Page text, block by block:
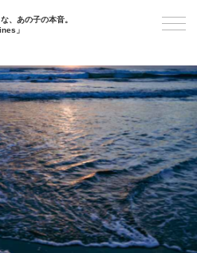
、あの子の本音。
」